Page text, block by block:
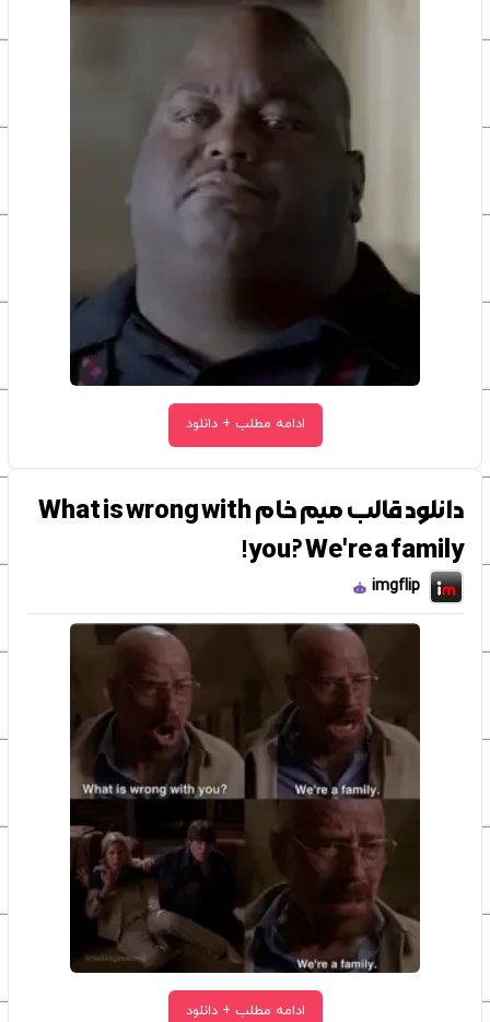
ادامه مطلب + دانلود
دانلود قالب میم خام What is wrong with
you? We're a family!
imgflip
ادامه مطلب + دانلود